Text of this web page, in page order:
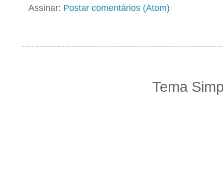
Assinar: Postar comentários (Atom)
Tema